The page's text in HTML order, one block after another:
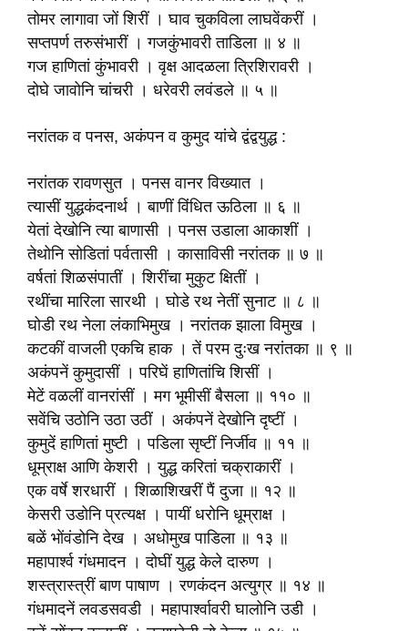
तोमर लागावा जों शिरीं । घाव चुकविला लाघवेंकरीं ।
सप्तपर्ण तरुसंभारीं । गजकुंभावरी ताडिला ॥ ४ ॥
गज हाणितां कुंभावरी । वृक्ष आदळला त्रिशिरावरी ।
दोघे जावोनि चांचरी । धरेवरी लवंडले ॥ ५ ॥
नरांतक व पनस, अकंपन व कुमुद यांचे द्वंद्वयुद्ध :
नरांतक रावणसुत । पनस वानर विख्यात ।
त्यासीं युद्धकंदनार्थ । बाणीं विंधित ऊठिला ॥ ६ ॥
येतां देखोनि त्या बाणासी । पनस उडाला आकाशीं ।
तेथोनि सोडितां पर्वतासी । कासाविसी नरांतक ॥ ७ ॥
वर्षतां शिळसंपातीं । शिरींचा मुकुट क्षितीं ।
रथींचा मारिला सारथी । घोडे रथ नेतीं सुनाट ॥ ८ ॥
घोडी रथ नेला लंकाभिमुख । नरांतक झाला विमुख ।
कटकीं वाजली एकचि हाक । तें परम दुःख नरांतका ॥ ९ ॥
अकंपनें कुमुदासीं । परिघें हाणितांचि शिसीं ।
मेटें वळलीं वानरांसीं । मग भूमीसीं बैसला ॥ ११० ॥
सवेंचि उठोनि उठा उठीं । अकंपनें देखोनि दृष्टीं ।
कुमुदें हाणितां मुष्टी । पडिला सृष्टीं निर्जीव ॥ ११ ॥
धूम्राक्ष आणि केशरी । युद्ध करितां चक्राकारीं ।
एक वर्षे शरधारीं । शिळाशिखरीं पैं दुजा ॥ १२ ॥
केसरी उडोनि प्रत्यक्ष । पायीं धरोनि धूम्राक्ष ।
बळें भोंवंडोनि देख । अधोमुख पाडिला ॥ १३ ॥
महापार्श्व गंधमादन । दोघीं युद्ध केले दारुण ।
शस्त्रास्त्रीं बाण पाषाण । रणकंदन अत्युग्र ॥ १४ ॥
गंधमादनें लवडसवडी । महापार्श्वावरी घालोनि उडी ।